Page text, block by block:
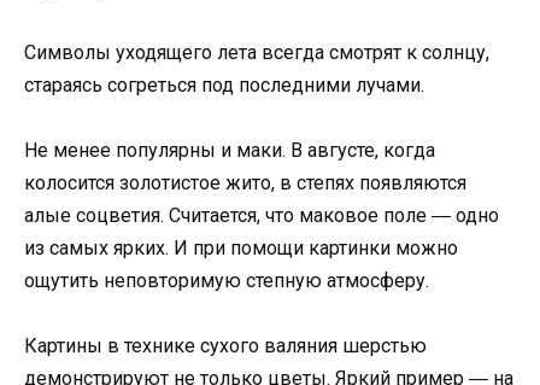
Символы уходящего лета всегда смотрят к солнцу,
стараясь согреться под последними лучами.
Не менее популярны и маки. В августе, когда
колосится золотистое жито, в степях появляются
алые соцветия. Считается, что маковое поле ― одно
из самых ярких. И при помощи картинки можно
ощутить неповторимую степную атмосферу.
Картины в технике сухого валяния шерстью
демонстрируют не только цветы. Яркий пример ― на